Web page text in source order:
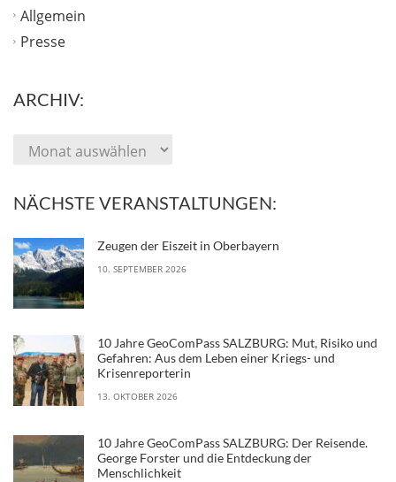
Allgemein
Presse
ARCHIV:
NÄCHSTE VERANSTALTUNGEN:
Zeugen der Eiszeit in Oberbayern
10. SEPTEMBER 2026
10 Jahre GeoComPass SALZBURG: Mut, Risiko und
Gefahren: Aus dem Leben einer Kriegs- und
Krisenreporterin
13. OKTOBER 2026
10 Jahre GeoComPass SALZBURG: Der Reisende.
George Forster und die Entdeckung der
Menschlichkeit